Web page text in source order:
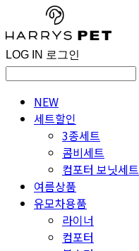
LOG IN 로그인
NEW
세트할인
3종세트
콤비세트
컴포터 보닛세트
여름상품
유모차용품
라이너
컴포터